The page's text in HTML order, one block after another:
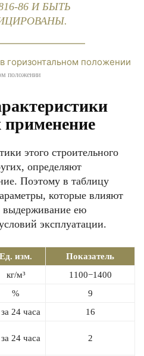
86 И БЫТЬ
положении
этого строительного
определяют
Поэтому в таблицу
которые влияют
ею
эксплуатации.
Ед. изм.
Показатель
кг/м³
1100−1400
%
9
24 часа
16
24 часа 2